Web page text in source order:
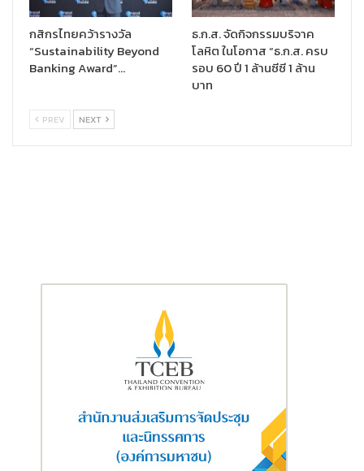
กสิกรไทยคว้ารางวัล
“Sustainability Beyond
Banking Award”…
ธ.ก.ส. จัดกิจกรรมบริจาค
โลหิต ในโอกาส “ธ.ก.ส. ครบ
รอบ 60 ปี 1 ล้านซีซี 1 ล้าน
บาท
PREV NEXT